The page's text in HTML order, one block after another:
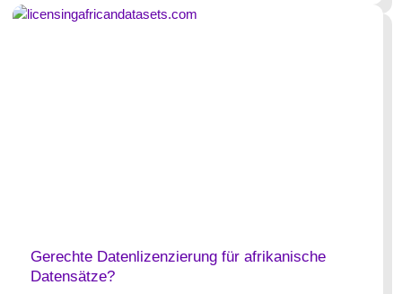
Gerechte Datenlizenzierung für afrikanische
Datensätze?